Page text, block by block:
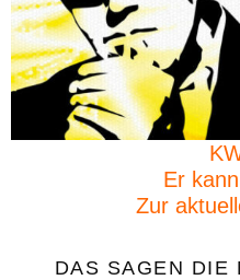
Er
Zur
DAS SAGEN DIE